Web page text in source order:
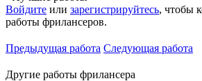
Войдите или зарегистрируйтесь, чтобы
работы фрилансеров.
Предыдущая работа Следующая работа
Другие работы фрилансера